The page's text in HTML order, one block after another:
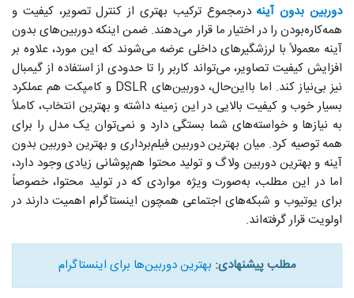
دوربین‌ بدون آینه درمجموع ترکیب بهتری از کنترل تصویر، کیفیت و
همه‌کاره‌بودن را در اختیار ما قرار می‌دهند. ضمن اینکه دوربین‌های بدون
آینه معمولاً با لرزشگیر‌های داخلی عرضه می‌شوند که این مورد، علاوه بر
افزایش کیفیت تصاویر، می‌تواند کاربر را تا حدودی از استفاده از گیمبال
نیز بی‌نیاز کند. اما بااین‌حال، دوربین‌های DSLR و کامپکت هم عملکرد
بسیار خوب و کیفیت بالایی در این زمینه داشته و بهترین انتخاب، کاملاً
به نیازها و خواسته‌های شما بستگی دارد و نمی‌توان یک مدل را برای
همه توصیه کرد. میان بهترین دوربین فیلم‌برداری و بهترین دوربین بدون
آینه و بهترین دوربین ولاگ و تولید محتوا هم‌پوشانی زیادی وجود دارد،
اما در این مطلب، به‌صورت ویژه مواردی که در تولید محتوا، خصوصاً
برای یوتیوب و شبکه‌های اجتماعی همچون اینستاگرام اهمیت دارند در
اولویت قرار گرفته‌اند.
مطلب پیشنهادی: بهترین دوربین‌ها برای اینستاگرام